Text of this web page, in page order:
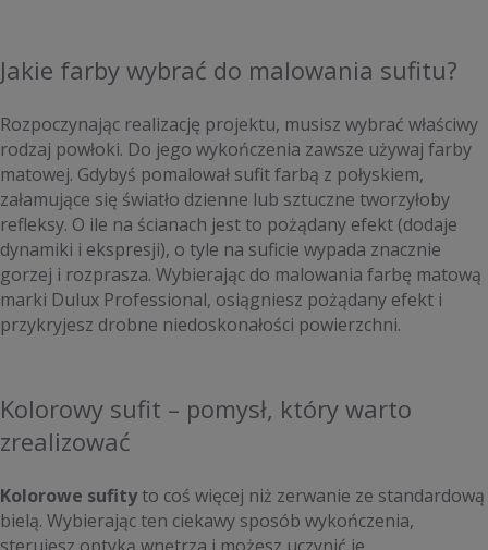
Jakie farby wybrać do malowania sufitu?
Rozpoczynając realizację projektu, musisz wybrać właściwy
rodzaj powłoki. Do jego wykończenia zawsze używaj farby
matowej. Gdybyś pomalował sufit farbą z połyskiem,
załamujące się światło dzienne lub sztuczne tworzyłoby
refleksy. O ile na ścianach jest to pożądany efekt (dodaje
dynamiki i ekspresji), o tyle na suficie wypada znacznie
gorzej i rozprasza. Wybierając do malowania farbę matową
marki Dulux Professional, osiągniesz pożądany efekt i
przykryjesz drobne niedoskonałości powierzchni.
Kolorowy sufit – pomysł, który warto
zrealizować
Kolorowe sufityto coś więcej niż zerwanie ze standardową
bielą. Wybierając ten ciekawy sposób wykończenia,